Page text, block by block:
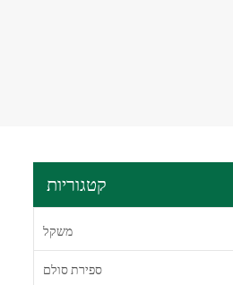
קטגוריות
משקל
ספירת סולם